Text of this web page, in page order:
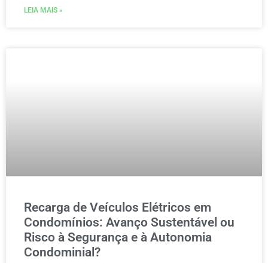
LEIA MAIS »
Recarga de Veículos Elétricos em
Condomínios: Avanço Sustentável ou
Risco à Segurança e à Autonomia
Condominial?